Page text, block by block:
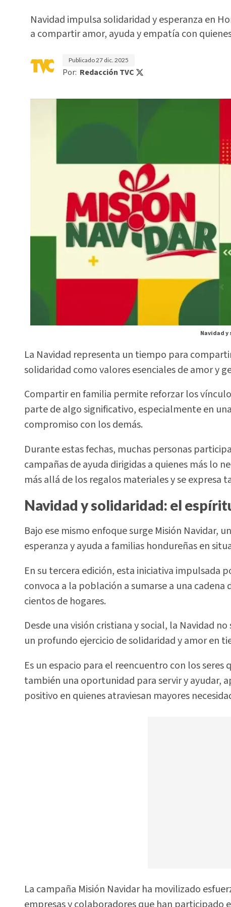
Navidad impulsa solidaridad y esperanza en
a compartir amor, ayuda y empatía con
Publicado27 dic. 2025
Por: Redacción TVC
Navidad
La Navidad representa un tiempo para
solidaridad como valores esenciales de amor y
Compartir en familia permite reforzar los
parte de algo significativo, especialmente en
compromiso con los demás.
Durante estas fechas, muchas personas
campañas de ayuda dirigidas a quienes más lo
más allá de los regalos materiales y se
Navidad y solidaridad: el
Bajo ese mismo enfoque surge Misión Navidar,
esperanza y ayuda a familias hondureñas en
En su tercera edición, esta iniciativa impulsada
convoca a la población a sumarse a una
cientos de hogares.
Desde una visión cristiana y social, la Navidad
un profundo ejercicio de solidaridad y amor en
Es un espacio para el reencuentro con los
también una oportunidad para servir y ayudar,
positivo en quienes atraviesan mayores
La campaña Misión Navidar ha movilizado